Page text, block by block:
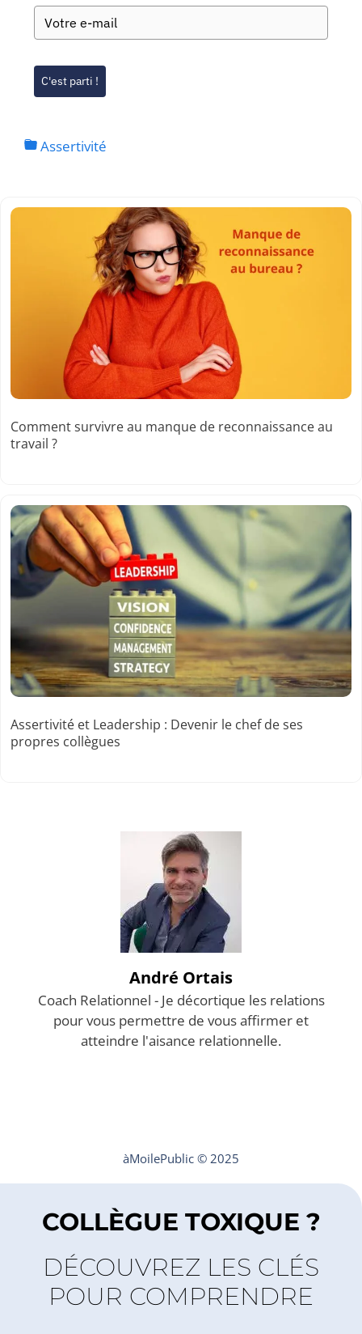
C'est parti !
Assertivité
Comment survivre au manque de reconnaissance au
travail ?
Assertivité et Leadership : Devenir le chef de ses
propres collègues
André Ortais
Coach Relationnel - Je décortique les relations
pour vous permettre de vous affirmer et
atteindre l'aisance relationnelle.
àMoilePublic © 2025
COLLÈGUE TOXIQUE ?
DÉCOUVREZ LES CLÉS
POUR COMPRENDRE